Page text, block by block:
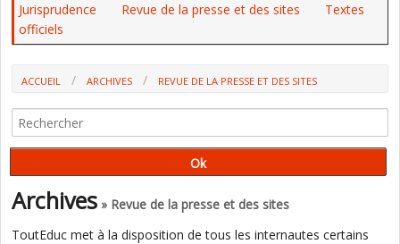
Jurisprudence
Revue de la presse et des sites
Textes
officiels
ACCUEIL ARCHIVES
REVUE DE LA PRESSE ET DES SITES
DÉCEMBRE 2024 (P. WATRELOT)
Archives » Revue de la presse et des sites
ToutEduc met à la disposition de tous les internautes certains